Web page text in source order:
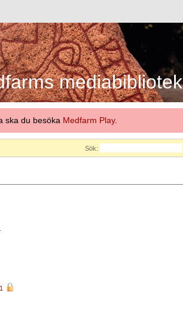
mediabibliotek
ska du besöka Medfarm Play.
Sök: